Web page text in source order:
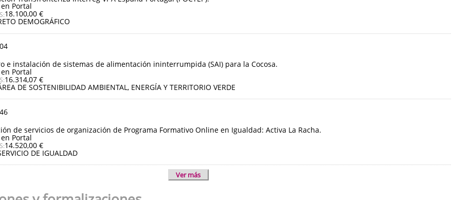
Portal
18.100,00 €
DEMOGRÁFICO
e instalación de sistemas de alimentación ininterrumpida (SAI) para la Cocosa.
Portal
16.314,07 €
DE SOSTENIBILIDAD AMBIENTAL, ENERGÍA Y TERRITORIO VERDE
de servicios de organización de Programa Formativo Online en Igualdad: Activa La Racha.
Portal
14.520,00 €
DE IGUALDAD
Ver más